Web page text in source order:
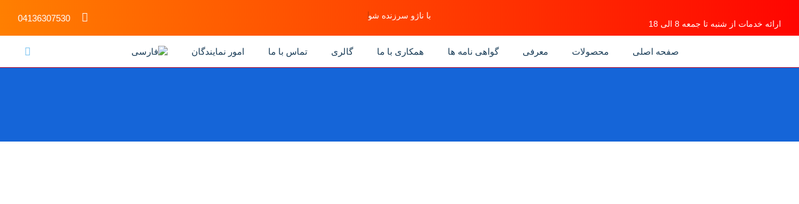
ارائه خدمات از شنبه تا جمعه 8 الی 18
با ناژو سرزنده شو 04136307530
صفحه اصلی محصولات معرفی گواهی نامه ها همکاری با ما گالری تماس با ما امور نمایندگان